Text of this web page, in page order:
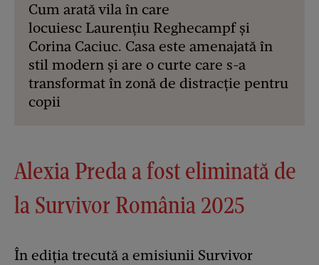
Cum arată vila în care
locuiesc Laurențiu Reghecampf și
Corina Caciuc. Casa este amenajată în
stil modern și are o curte care s-a
transformat în zonă de distracție pentru
copii
Alexia Preda a fost eliminată de
la Survivor România 2025
În ediția trecută a emisiunii Survivor